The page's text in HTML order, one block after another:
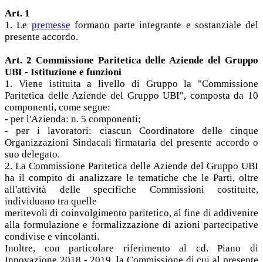
Art. 1
1. Le premesse formano parte integrante e sostanziale del
presente accordo.
Art. 2 Commissione Paritetica delle Aziende del Gruppo
UBI - Istituzione e funzioni
1. Viene istituita a livello di Gruppo la "Commissione
Paritetica delle Aziende del Gruppo UBI", composta da 10
componenti, come segue:
- per l'Azienda: n. 5 componenti;
- per i lavoratori: ciascun Coordinatore delle cinque
Organizzazioni Sindacali firmataria del presente accordo o
suo delegato.
2. La Commissione Paritetica delle Aziende del Gruppo UBI
ha il compito di analizzare le tematiche che le Parti, oltre
all'attività delle specifiche Commissioni costituite,
individuano tra quelle
meritevoli di coinvolgimento paritetico, al fine di addivenire
alla formulazione e formalizzazione di azioni partecipative
condivise e vincolanti.
Inoltre, con particolare riferimento al cd. Piano di
Innovazione 2018 - 2019, la Commissione di cui al presente